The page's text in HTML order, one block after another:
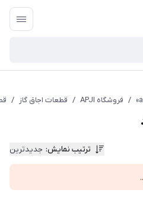
ایران
/ فروشگاه APJI / قطعات اجاق گاز /
ترتیب نمایش: جدیدترین